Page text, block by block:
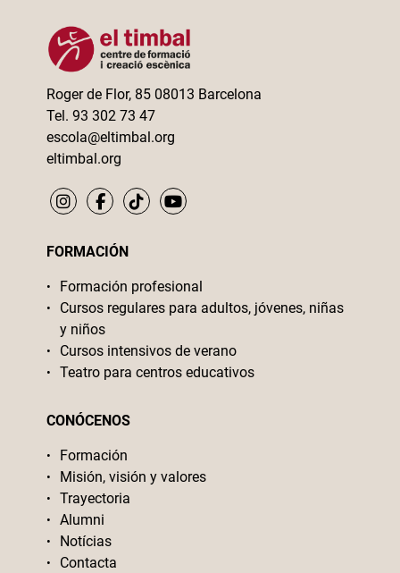
Roger de Flor, 85 08013 Barcelona
Tel. 93 302 73 47
escola@eltimbal.org
eltimbal.org
FORMACIÓN
Formación profesional
Cursos regulares para adultos, jóvenes, niñas
y niños
Cursos intensivos de verano
Teatro para centros educativos
CONÓCENOS
Formación
Misión, visión y valores
Trayectoria
Alumni
Notícias
Contacta